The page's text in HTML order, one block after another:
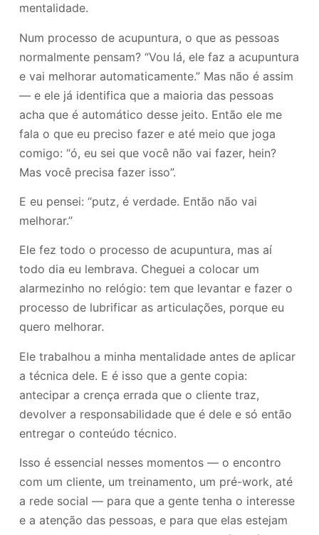
mentalidade.
Num processo de acupuntura, o que as pessoas
normalmente pensam? “Vou lá, ele faz a acupuntura
e vai melhorar automaticamente.” Mas não é assim
— e ele já identifica que a maioria das pessoas
acha que é automático desse jeito. Então ele me
fala o que eu preciso fazer e até meio que joga
comigo: “ó, eu sei que você não vai fazer, hein?
Mas você precisa fazer isso”.
E eu pensei: “putz, é verdade. Então não vai
melhorar.”
Ele fez todo o processo de acupuntura, mas aí
todo dia eu lembrava. Cheguei a colocar um
alarmezinho no relógio: tem que levantar e fazer o
processo de lubrificar as articulações, porque eu
quero melhorar.
Ele trabalhou a minha mentalidade antes de aplicar
a técnica dele. E é isso que a gente copia:
antecipar a crença errada que o cliente traz,
devolver a responsabilidade que é dele e só então
entregar o conteúdo técnico.
Isso é essencial nesses momentos — o encontro
com um cliente, um treinamento, um pré-work, até
a rede social — para que a gente tenha o interesse
e a atenção das pessoas, e para que elas estejam